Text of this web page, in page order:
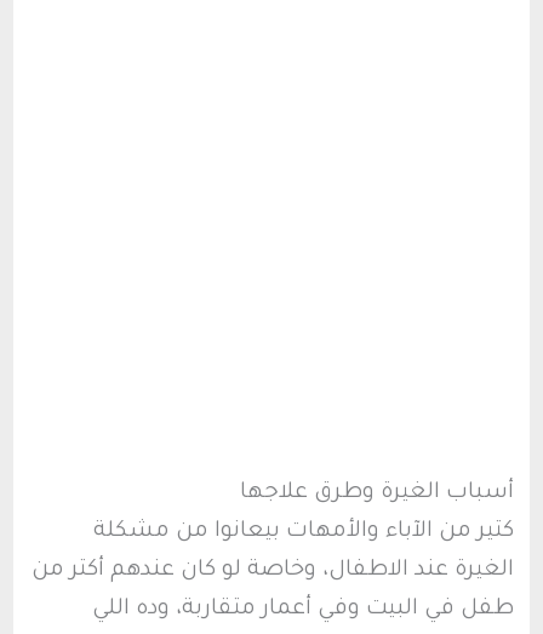
أسباب الغيرة وطرق علاجها
كتير من الآباء والأمهات بيعانوا من مشكلة
الغيرة عند الاطفال، وخاصة لو كان عندهم أكتر من
طفل في البيت وفي أعمار متقاربة، وده اللي